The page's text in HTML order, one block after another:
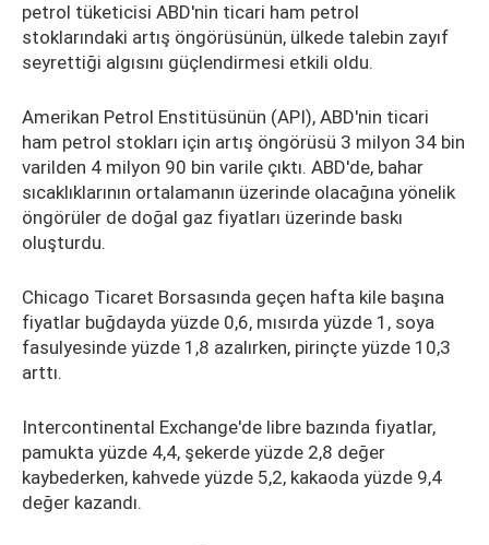
petrol tüketicisi ABD'nin ticari ham petrol
stoklarındaki artış öngörüsünün, ülkede talebin zayıf
seyrettiği algısını güçlendirmesi etkili oldu.
Amerikan Petrol Enstitüsünün (API), ABD'nin ticari
ham petrol stokları için artış öngörüsü 3 milyon 34 bin
varilden 4 milyon 90 bin varile çıktı. ABD'de, bahar
sıcaklıklarının ortalamanın üzerinde olacağına yönelik
öngörüler de doğal gaz fiyatları üzerinde baskı
oluşturdu.
Chicago Ticaret Borsasında geçen hafta kile başına
fiyatlar buğdayda yüzde 0,6, mısırda yüzde 1, soya
fasulyesinde yüzde 1,8 azalırken, pirinçte yüzde 10,3
arttı.
Intercontinental Exchange'de libre bazında fiyatlar,
pamukta yüzde 4,4, şekerde yüzde 2,8 değer
kaybederken, kahvede yüzde 5,2, kakaoda yüzde 9,4
değer kazandı.